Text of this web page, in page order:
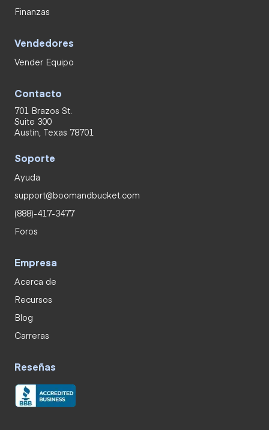
Finanzas
Vendedores
Vender Equipo
Contacto
701 Brazos St.
Suite 300
Austin, Texas 78701
Soporte
Ayuda
support@boomandbucket.com
(888)-417-3477
Foros
Empresa
Acerca de
Recursos
Blog
Carreras
Reseñas